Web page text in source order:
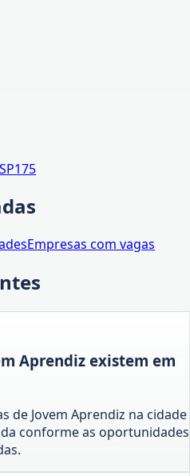
SP175
Empresas com vagas
Aprendiz existem em
de Jovem Aprendiz na cidade
conforme as oportunidades